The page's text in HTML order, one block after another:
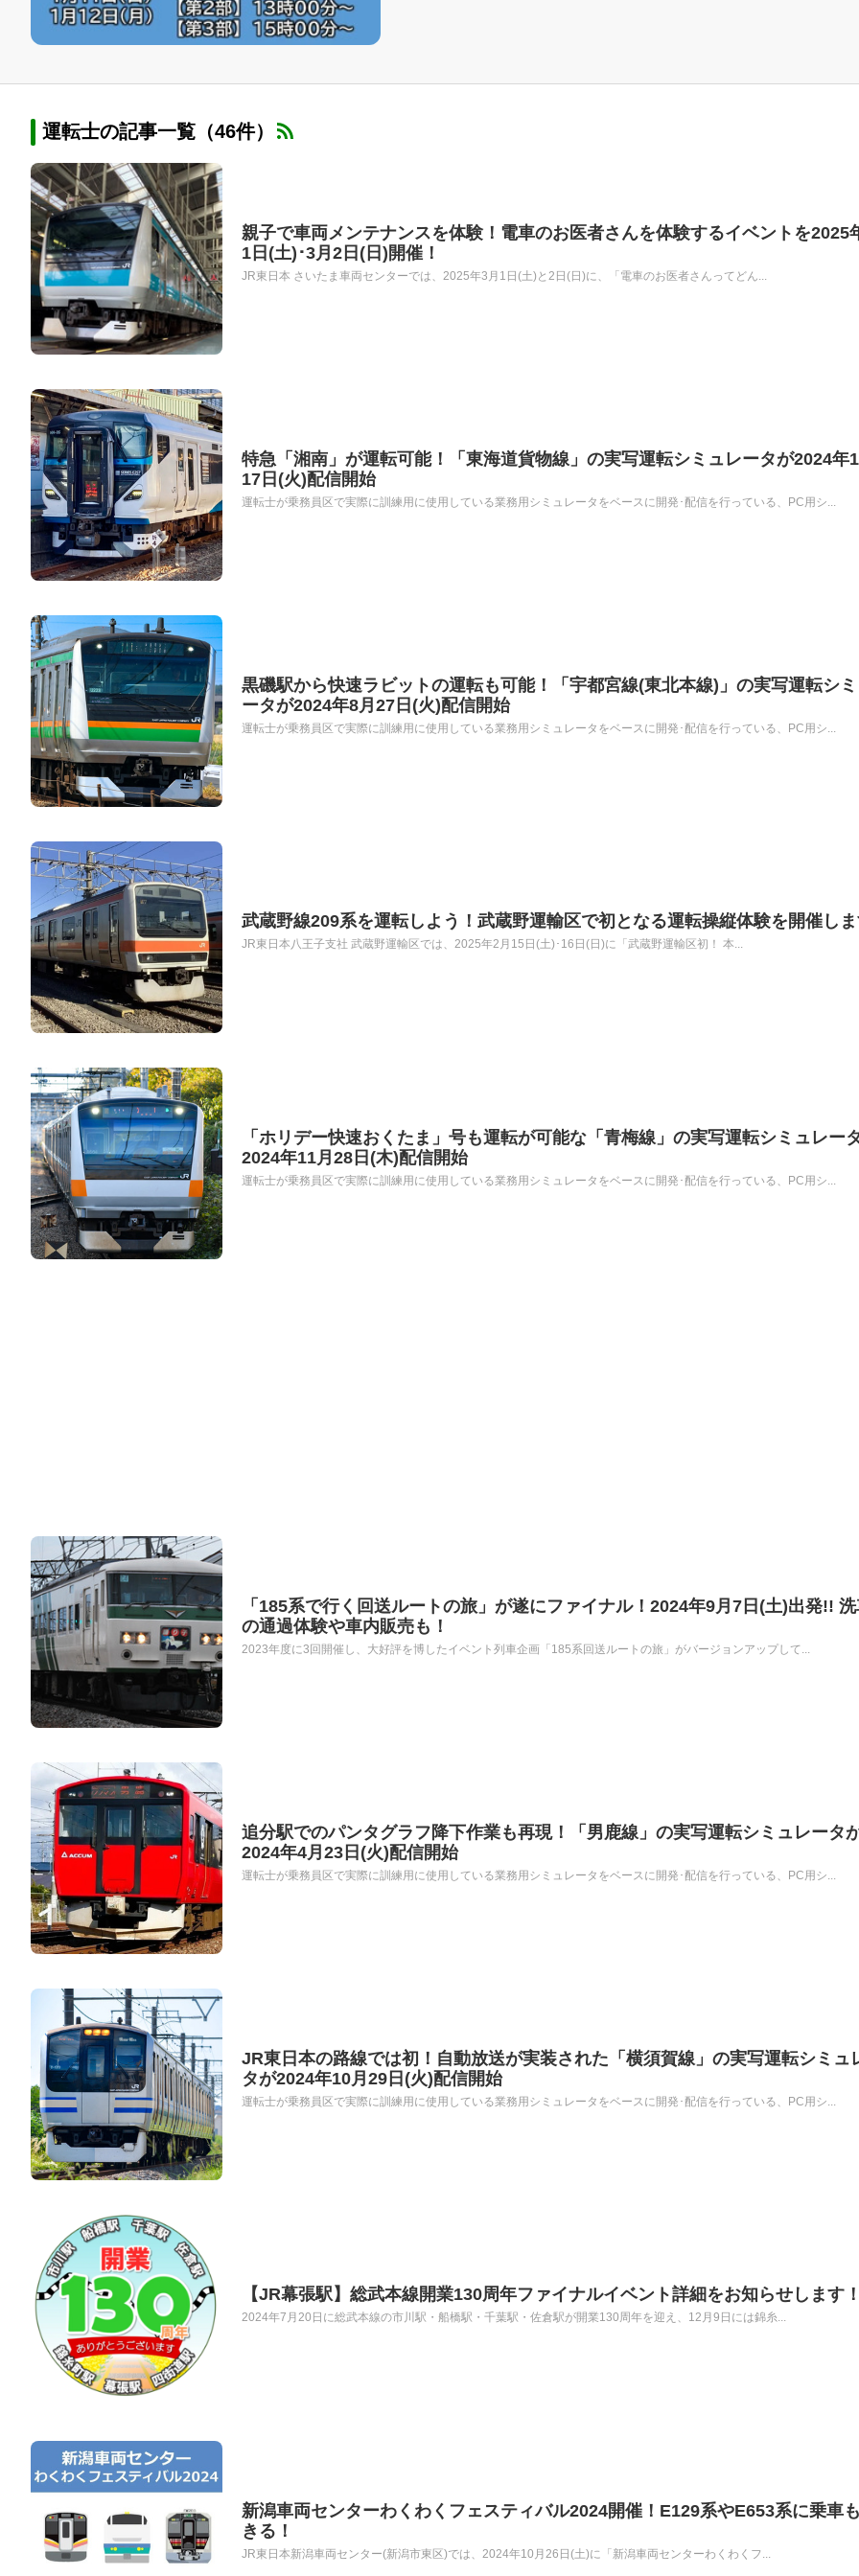
運転士の記事一覧（46件）
親子で車両メンテナンスを体験！電車のお医者さんを体験するイベントを2025
1日(土)･3月2日(日)開催！
JR東日本 さいたま車両センターでは、2025年3月1日(土)と2日(日)に、「電車のお医者さんってどん...
特急「湘南」が運転可能！「東海道貨物線」の実写運転シミュレータが2024年
17日(火)配信開始
運転士が乗務員区で実際に訓練用に使用している業務用シミュレータをベースに開発･配信を行っている、PC用シ...
黒磯駅から快速ラビットの運転も可能！「宇都宮線(東北本線)」の実写運転シ
ータが2024年8月27日(火)配信開始
運転士が乗務員区で実際に訓練用に使用している業務用シミュレータをベースに開発･配信を行っている、PC用シ...
武蔵野線209系を運転しよう！武蔵野運輸区で初となる運転操縦体験を開催し
JR東日本八王子支社 武蔵野運輸区では、2025年2月15日(土)･16日(日)に「武蔵野運輸区初！ 本...
「ホリデー快速おくたま」号も運転が可能な「青梅線」の実写運転シミュレー
2024年11月28日(木)配信開始
運転士が乗務員区で実際に訓練用に使用している業務用シミュレータをベースに開発･配信を行っている、PC用シ...
「185系で行く回送ルートの旅」が遂にファイナル！2024年9月7日(土)出発!!
の通過体験や車内販売も！
2023年度に3回開催し、大好評を博したイベント列車企画「185系回送ルートの旅」がバージョンアップして...
追分駅でのパンタグラフ降下作業も再現！「男鹿線」の実写運転シミュレータ
2024年4月23日(火)配信開始
運転士が乗務員区で実際に訓練用に使用している業務用シミュレータをベースに開発･配信を行っている、PC用シ...
JR東日本の路線では初！自動放送が実装された「横須賀線」の実写運転シミュ
タが2024年10月29日(火)配信開始
運転士が乗務員区で実際に訓練用に使用している業務用シミュレータをベースに開発･配信を行っている、PC用シ...
【JR幕張駅】総武本線開業130周年ファイナルイベント詳細をお知らせします
2024年7月20日に総武本線の市川駅・船橋駅・千葉駅・佐倉駅が開業130周年を迎え、12月9日には錦糸...
新潟車両センターわくわくフェスティバル2024開催！E129系やE653系に乗車
きる！
JR東日本新潟車両センター(新潟市東区)では、2024年10月26日(土)に「新潟車両センターわくわくフ...